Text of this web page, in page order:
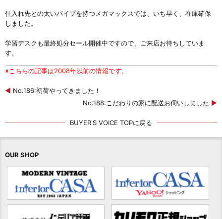
仕入れ先との太いパイプを持つメガマックスでは、いち早く、在庫確保
しました。
学習デスクも最終処分セール開催中ですので、ご来店お待ちしていま
す。
※こちらの記事は2008年以前の情報です。
◀ No.186:初荷やってきました！
No.188:こだわりの家に配送お伺いしました ▶
BUYER'S VOICE TOPに戻る
OUR SHOP